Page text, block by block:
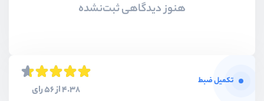
هنوز دیدگاهی ثبت‌نشده
تکمیل ضبط
4.38 از 56 رای